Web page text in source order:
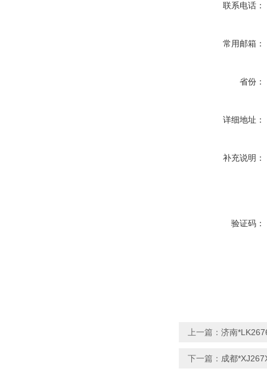
联系电话：
常用邮箱：
省份：
详细地址：
补充说明：
验证码：
上一篇： 济南
下一篇： 成都